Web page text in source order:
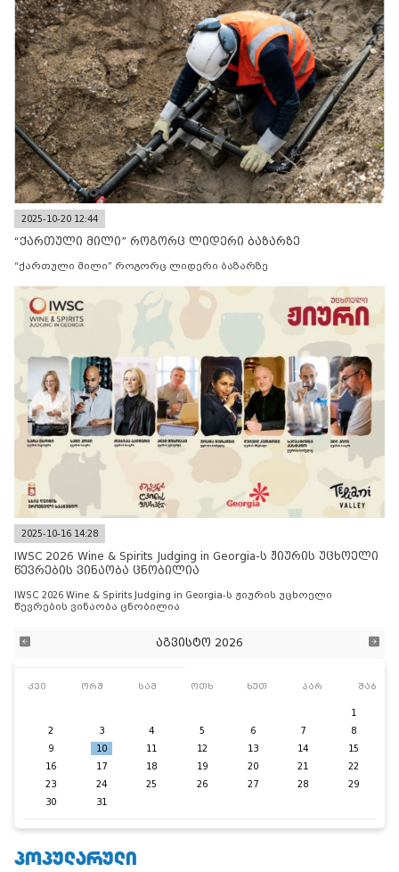
2025-10-20 12:44
“ქართული მილი” როგორც ლიდერი ბაზარზე
“ქართული მილი” როგორც ლიდერი ბაზარზე
2025-10-16 14:28
IWSC 2026 Wine & Spirits Judging in Georgia-ს ჟიურის უცხოელი
წევრების ვინაობა ცნობილია
IWSC 2026 Wine & Spirits Judging in Georgia-ს ჟიურის უცხოელი
წევრების ვინაობა ცნობილია
აგვისტო 2026
კვი ორშ სამ ოთხ ხუთ პარ შაბ
1
2
3 4 5 6 7
8
9
10 11 12 13 14
15
16
17 18 19 20 21
22
23
24 25 26 27 28
29
30
31
ᲞᲝᲞᲣᲚᲐᲠᲣᲚᲘ